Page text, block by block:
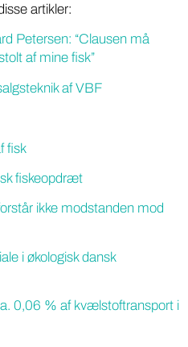
artikler:
Petersen: “Clausen må
af mine fisk”
af VBF
fisk
fiskeopdræt
ikke modstanden mod
i økologisk dansk
0,06 % af kvælstoftransport i